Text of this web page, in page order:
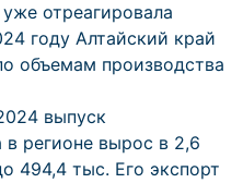
отреагировала
году Алтайский край
объемам производства
выпуск
регионе вырос в 2,6
494,4 тыс. Его экспорт